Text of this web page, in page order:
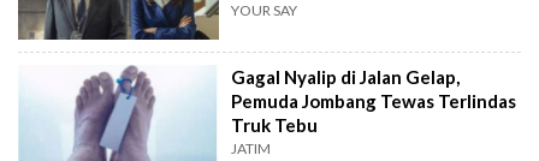
YOUR SAY
Gagal Nyalip di Jalan Gelap,
Pemuda Jombang Tewas Terlindas
Truk Tebu
JATIM